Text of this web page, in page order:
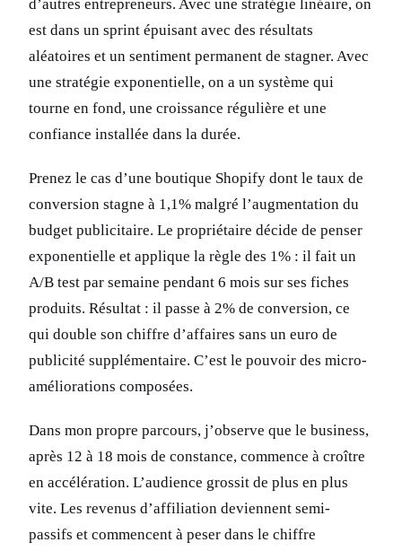
d’autres entrepreneurs. Avec une stratégie linéaire, on
est dans un sprint épuisant avec des résultats
aléatoires et un sentiment permanent de stagner. Avec
une stratégie exponentielle, on a un système qui
tourne en fond, une croissance régulière et une
confiance installée dans la durée.
Prenez le cas d’une boutique Shopify dont le taux de
conversion stagne à 1,1% malgré l’augmentation du
budget publicitaire. Le propriétaire décide de penser
exponentielle et applique la règle des 1% : il fait un
A/B test par semaine pendant 6 mois sur ses fiches
produits. Résultat : il passe à 2% de conversion, ce
qui double son chiffre d’affaires sans un euro de
publicité supplémentaire. C’est le pouvoir des micro-
améliorations composées.
Dans mon propre parcours, j’observe que le business,
après 12 à 18 mois de constance, commence à croître
en accélération. L’audience grossit de plus en plus
vite. Les revenus d’affiliation deviennent semi-
passifs et commencent à peser dans le chiffre